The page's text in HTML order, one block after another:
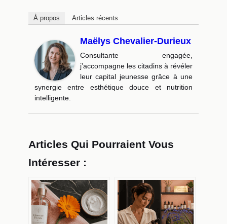
À propos Articles récents
Maëlys Chevalier-Durieux
Consultante engagée,
j’accompagne les citadins à révéler
leur capital jeunesse grâce à une
synergie entre esthétique douce et nutrition
intelligente.
Articles Qui Pourraient Vous
Intéresser :